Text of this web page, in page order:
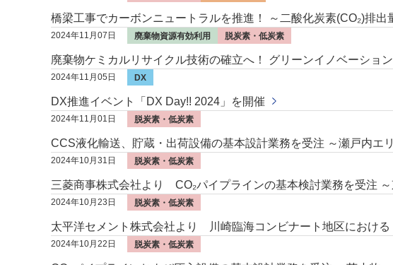
橋梁工事でカーボンニュートラルを推進！ ～二酸化炭素(CO₂)排
2024年11月07日 廃棄物資源有効利用 脱炭素・低炭素
廃棄物ケミカルリサイクル技術の確立へ！ グリーンイノベーシ
2024年11月05日 DX
DX推進イベント「DX Day!! 2024」を開催
2024年11月01日 脱炭素・低炭素
CCS液化輸送、貯蔵・出荷設備の基本設計業務を受注 ～瀬戸内エ
2024年10月31日 脱炭素・低炭素
三菱商事株式会社より CO₂パイプラインの基本検討業務を受注
2024年10月23日 脱炭素・低炭素
太平洋セメント株式会社より 川崎臨海コンビナート地区における
2024年10月22日 脱炭素・低炭素